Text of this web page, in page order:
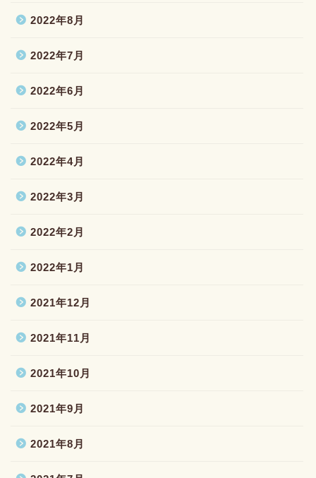
2022年8月
2022年7月
2022年6月
2022年5月
2022年4月
2022年3月
2022年2月
2022年1月
2021年12月
2021年11月
2021年10月
2021年9月
2021年8月